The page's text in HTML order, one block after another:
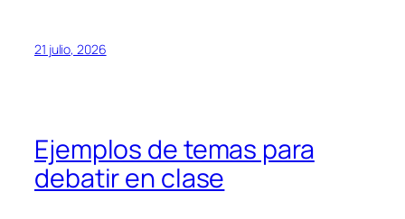
21 julio, 2026
Ejemplos de temas para
debatir en clase